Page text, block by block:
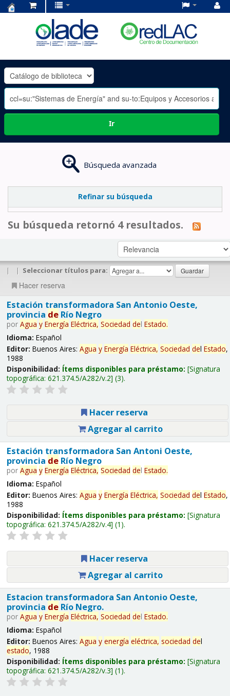
OLADE
-
Ir
Búsqueda avanzada
Refinar su búsqueda
Su búsqueda retornó 4 resultados.
| | Seleccionar títulos para:
Hacer reserva
Estación transformadora San Antonio Oeste,
provincia deRío Negro
por Agua y Energía Eléctrica, Sociedad del Estado.
Idioma: Español
Editor: Buenos Aires: Agua y Energía Eléctrica, Sociedad del Estado,
1988
Disponibilidad: Ítems disponibles para préstamo: Signatura
topográfica: 621.374.5/A282/v.2 (3).
Hacer reserva
Agregar al carrito
Estación transformadora San Antoni Oeste,
provincia deRío Negro
por Agua y Energía Eléctrica, Sociedad del Estado.
Idioma: Español
Editor: Buenos Aires: Agua y Energía Eléctrica, Sociedad del Estado,
1988
Disponibilidad: Ítems disponibles para préstamo: Signatura
topográfica: 621.374.5/A282/v.4 (1).
Hacer reserva
Agregar al carrito
Estacion transformadora San Antonio Oeste,
provincia deRío Negro.
por Agua y Energía Eléctrica, Sociedad del Estado.
Idioma: Español
Editor: Buenos Aires: Agua y energía eléctrica, sociedad del
estado, 1988
Disponibilidad: Ítems disponibles para préstamo: Signatura
topográfica: 621.374.5/A282/v.3 (1).